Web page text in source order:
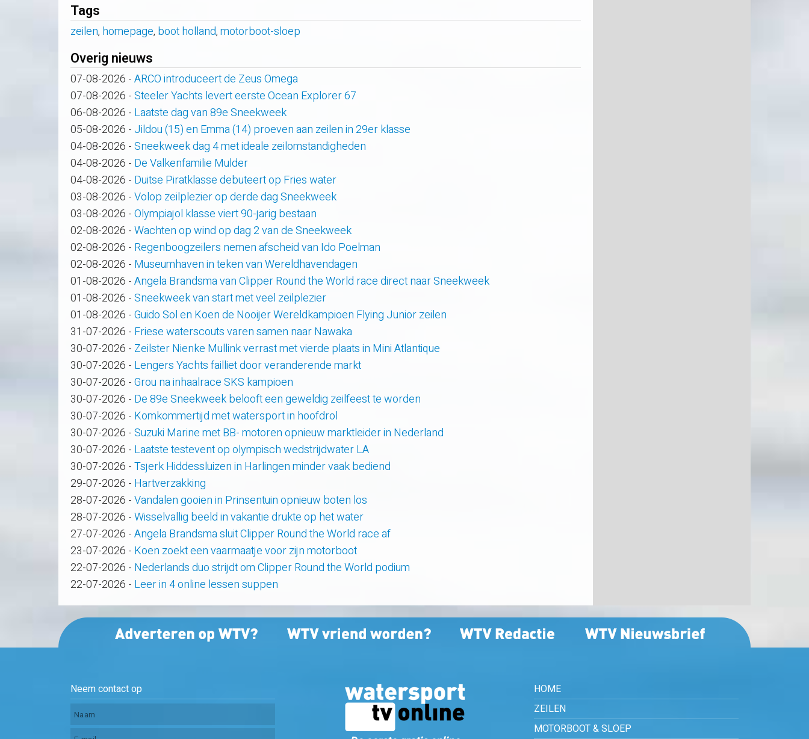
Tags
zeilen, homepage, boot holland,motorboot-sloep
Overig nieuws
07-08-2026 -ARCO introduceert de Zeus Omega
07-08-2026 -Steeler Yachts levert eerste Ocean Explorer 67
06-08-2026 - Laatste dag van 89e Sneekweek
05-08-2026 -Jildou (15) en Emma (14) proeven aan zeilen in 29er klasse
04-08-2026 -Sneekweek dag 4 met ideale zeilomstandigheden
04-08-2026 - De Valkenfamilie Mulder
04-08-2026 - Duitse Piratklasse debuteert op Fries water
03-08-2026 -Volop zeilplezier op derde dag Sneekweek
03-08-2026 -Olympiajol klasse viert 90-jarig bestaan
02-08-2026 -Wachten op wind op dag 2 van de Sneekweek
02-08-2026 - Regenboogzeilers nemen afscheid van Ido Poelman
02-08-2026 - Museumhaven in teken van Wereldhavendagen
01-08-2026 -Angela Brandsma van Clipper Round the World race direct naar Sneekweek
01-08-2026 -Sneekweek van start met veel zeilplezier
01-08-2026 -Guido Sol en Koen de Nooijer Wereldkampioen Flying Junior zeilen
31-07-2026 - Friese waterscouts varen samen naar Nawaka
30-07-2026 - Zeilster Nienke Mullink verrast met vierde plaats in Mini Atlantique
30-07-2026 - Lengers Yachts failliet door veranderende markt
30-07-2026 -Grou na inhaalrace SKS kampioen
30-07-2026 - De 89e Sneekweek belooft een geweldig zeilfeest te worden
30-07-2026 - Komkommertijd met watersport in hoofdrol
30-07-2026 -Suzuki Marine met BB- motoren opnieuw marktleider in Nederland
30-07-2026 - Laatste testevent op olympisch wedstrijdwater LA
30-07-2026 -Tsjerk Hiddessluizen in Harlingen minder vaak bediend
29-07-2026 - Hartverzakking
28-07-2026 -Vandalen gooien in Prinsentuin opnieuw boten los
28-07-2026 -Wisselvallig beeld in vakantie drukte op het water
27-07-2026 -Angela Brandsma sluit Clipper Round the World race af
23-07-2026 - Koen zoekt een vaarmaatje voor zijn motorboot
22-07-2026 - Nederlands duo strijdt om Clipper Round the World podium
22-07-2026 - Leer in 4 online lessen suppen
Neem contact op
HOME
ZEILEN
MOTORBOOT & SLOEP